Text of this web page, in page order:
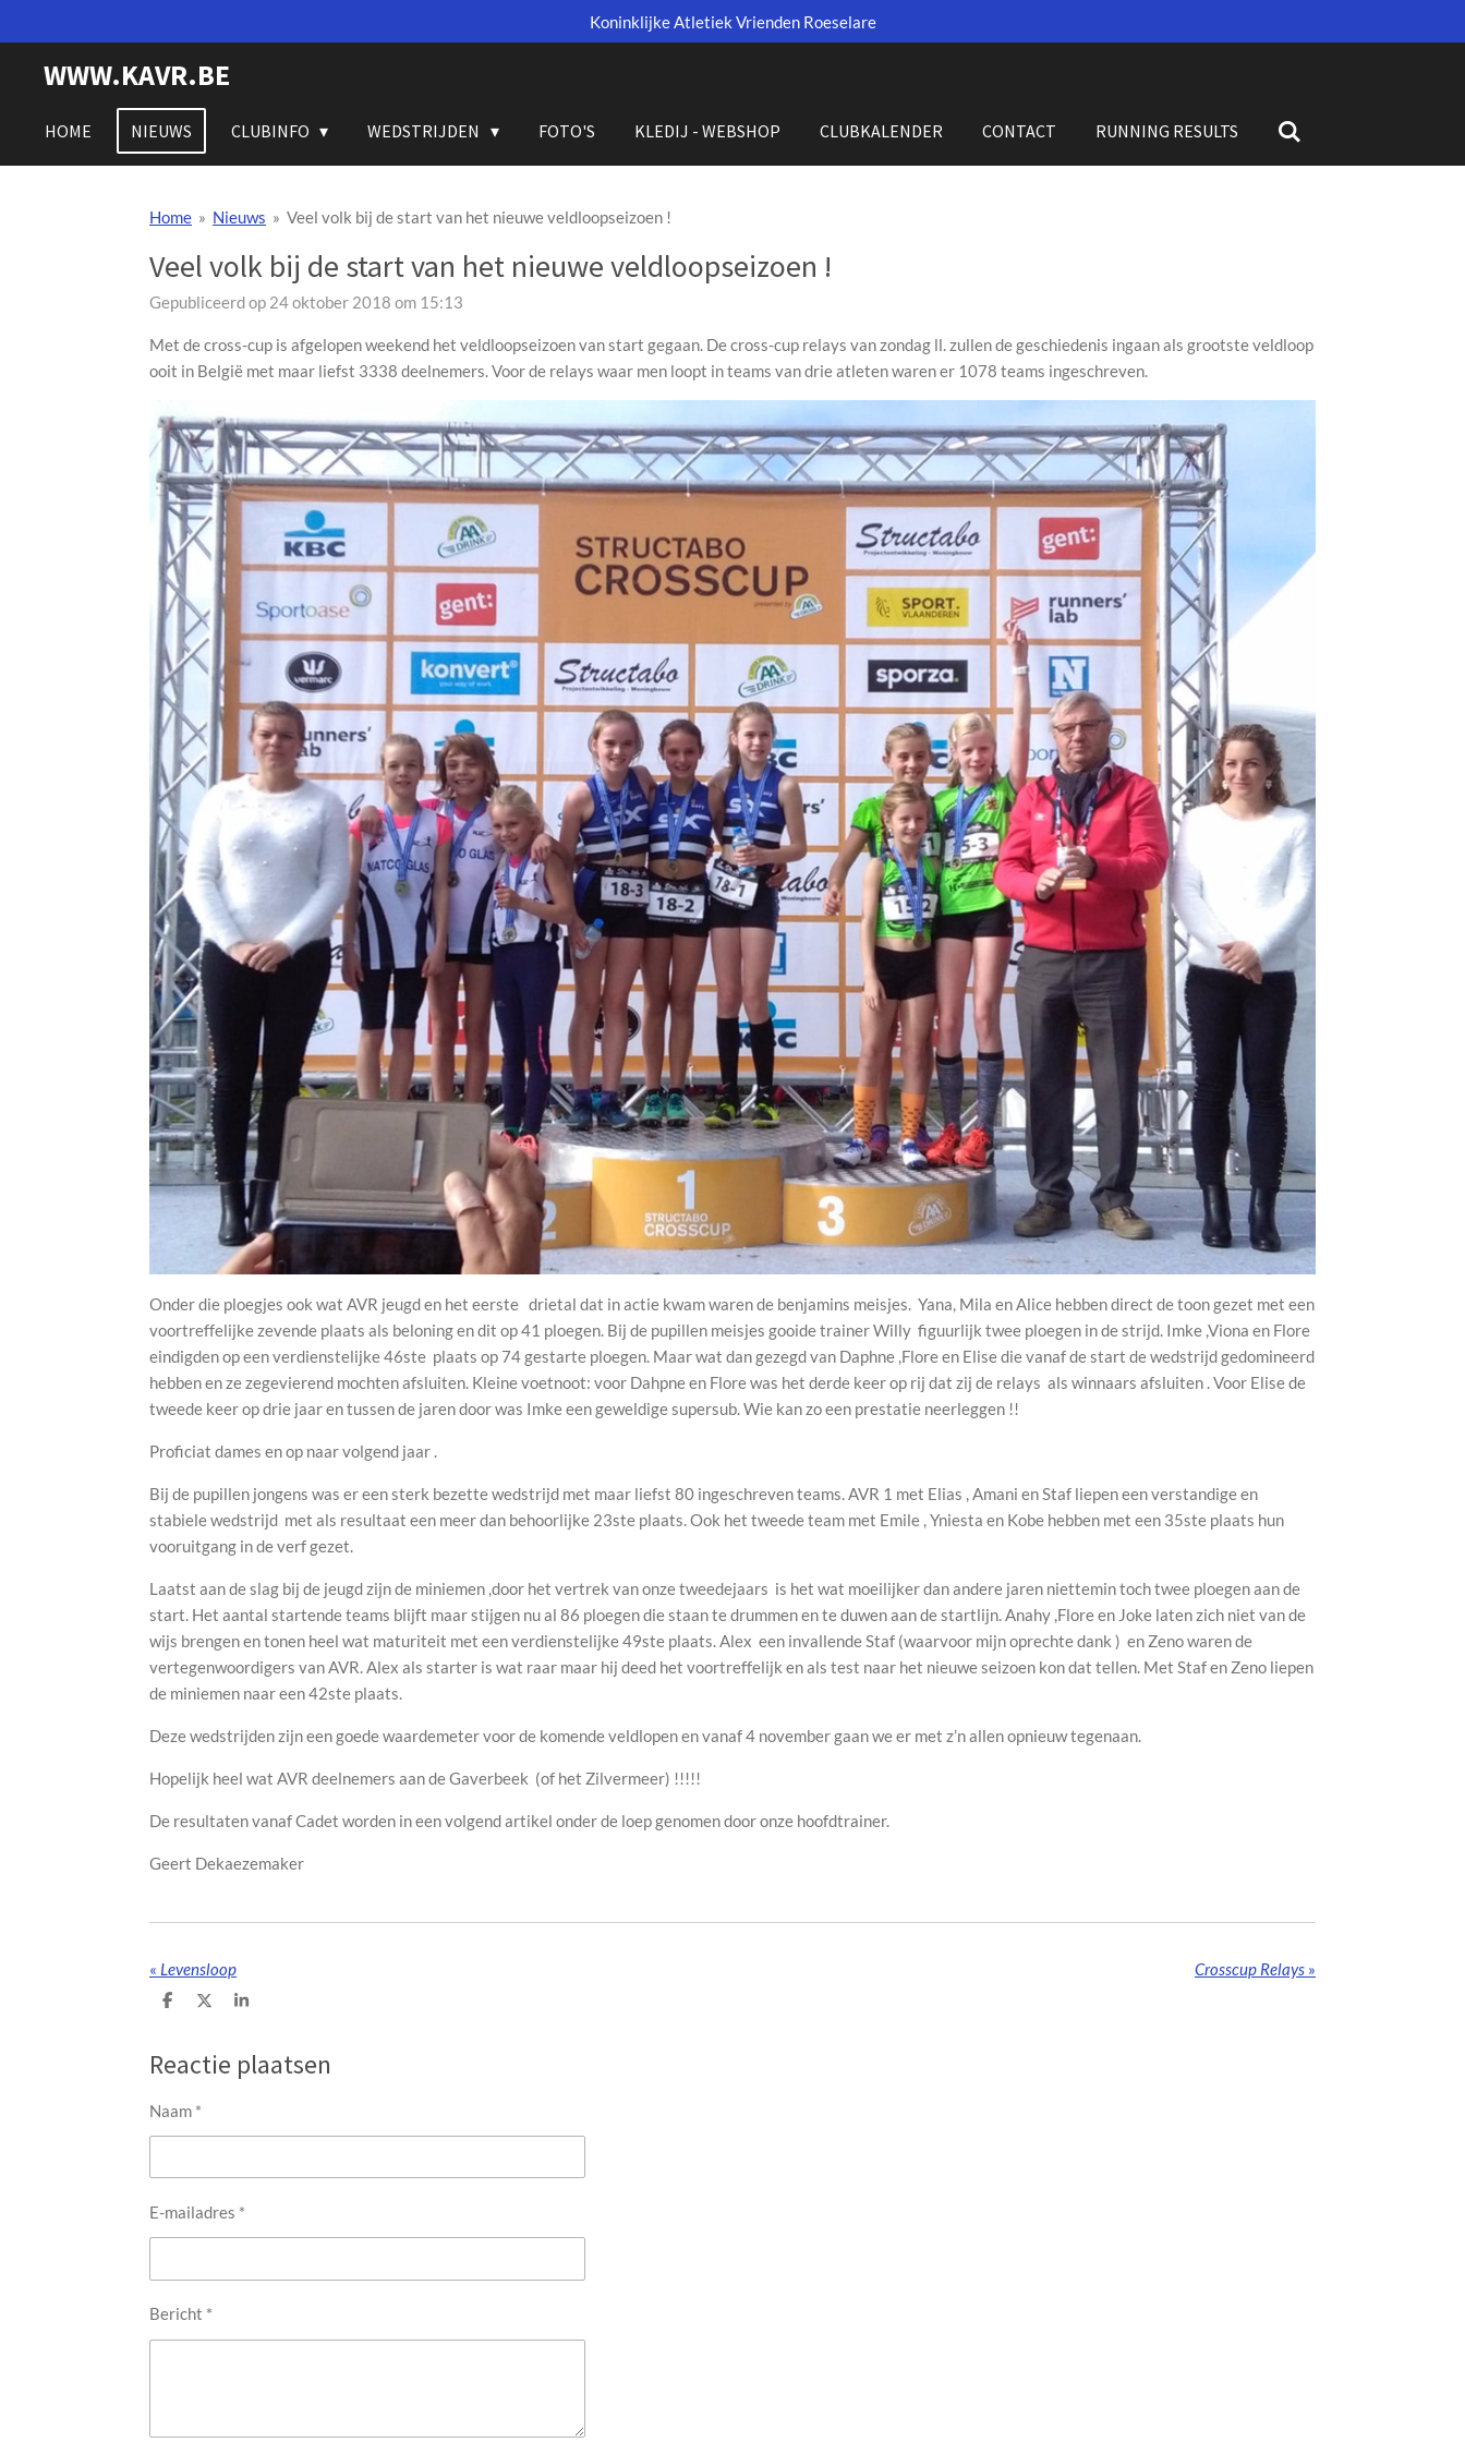
direct
hoofdinhoud
Koninklijke Atletiek Vrienden Roeselare
WWW.KAVR.BE
HOME NIEUWS CLUBINFO WEDSTRIJDEN FOTO'S KLEDIJ - WEBSHOP CLUBKALENDER CONTACT RUNNING RESULTS
Home » Nieuws » Veel volk bij de start van het nieuwe veldloopseizoen !
Veel volk bij de start van het nieuwe veldloopseizoen !
Gepubliceerd op 24 oktober 2018 om 15:13
Met de cross-cup is afgelopen weekend het veldloopseizoen van start gegaan. De cross-cup relays van zondag ll. zullen de geschiedenis ingaan als grootste veldloop
ooit in België met maar liefst 3338 deelnemers. Voor de relays waar men loopt in teams van drie atleten waren er 1078 teams ingeschreven.
Onder die ploegjes ook wat AVR jeugd en het eerste drietal dat in actie kwam waren de benjamins meisjes. Yana, Mila en Alice hebben direct de toon gezet met een
voortreffelijke zevende plaats als beloning en dit op 41 ploegen. Bij de pupillen meisjes gooide trainer Willy figuurlijk twee ploegen in de strijd. Imke ,Viona en Flore
eindigden op een verdienstelijke 46ste plaats op 74 gestarte ploegen. Maar wat dan gezegd van Daphne ,Flore en Elise die vanaf de start de wedstrijd gedomineerd
hebben en ze zegevierend mochten afsluiten. Kleine voetnoot: voor Dahpne en Flore was het derde keer op rij dat zij de relays als winnaars afsluiten . Voor Elise de
tweede keer op drie jaar en tussen de jaren door was Imke een geweldige supersub. Wie kan zo een prestatie neerleggen !!
Proficiat dames en op naar volgend jaar .
Bij de pupillen jongens was er een sterk bezette wedstrijd met maar liefst 80 ingeschreven teams. AVR 1 met Elias , Amani en Staf liepen een verstandige en
stabiele wedstrijd met als resultaat een meer dan behoorlijke 23ste plaats. Ook het tweede team met Emile , Yniesta en Kobe hebben met een 35ste plaats hun
vooruitgang in de verf gezet.
Laatst aan de slag bij de jeugd zijn de miniemen ,door het vertrek van onze tweedejaars is het wat moeilijker dan andere jaren niettemin toch twee ploegen aan de
start. Het aantal startende teams blijft maar stijgen nu al 86 ploegen die staan te drummen en te duwen aan de startlijn. Anahy ,Flore en Joke laten zich niet van de
wijs brengen en tonen heel wat maturiteit met een verdienstelijke 49ste plaats. Alex een invallende Staf (waarvoor mijn oprechte dank ) en Zeno waren de
vertegenwoordigers van AVR. Alex als starter is wat raar maar hij deed het voortreffelijk en als test naar het nieuwe seizoen kon dat tellen. Met Staf en Zeno liepen
de miniemen naar een 42ste plaats.
Deze wedstrijden zijn een goede waardemeter voor de komende veldlopen en vanaf 4 november gaan we er met z’n allen opnieuw tegenaan.
Hopelijk heel wat AVR deelnemers aan de Gaverbeek (of het Zilvermeer) !!!!!
De resultaten vanaf Cadet worden in een volgend artikel onder de loep genomen door onze hoofdtrainer.
Geert Dekaezemaker
« Levensloop Crosscup Relays »
D
n
D
l
S
e
Reactie plaatsen
Naam *
E-mailadres *
Bericht *